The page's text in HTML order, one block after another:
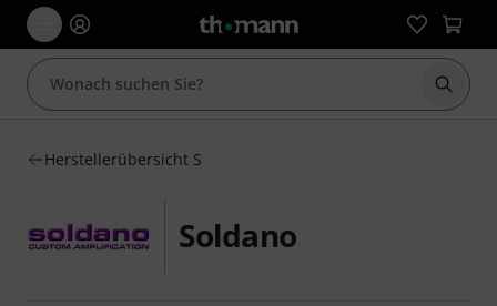
Suche
Herstellerübersicht S
Soldano